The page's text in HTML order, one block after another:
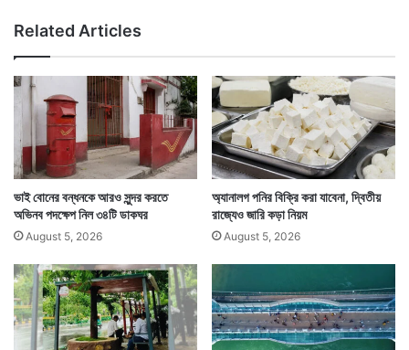
বা
সী
Related Articles
ভাই বোনের বন্ধনকে আরও সুন্দর করতে
অভিনব পদক্ষেপ নিল ৩৪টি ডাকঘর
August 5, 2026
অ্যানালগ পনির বিক্রি করা যাবেনা, দ্বিতীয়
রাজ্যেও জারি কড়া নিয়ম
August 5, 2026